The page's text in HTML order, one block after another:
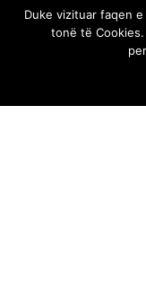
Duke vizituar faqen
tonë të